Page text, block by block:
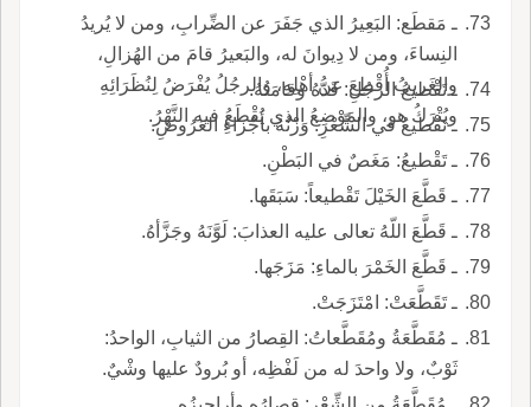
ـ مَقطَع: البَعِيرُ الذي جَفَرَ عن الضِّرابِ، ومن لا يُريدُ
النِساءَ، ومن لا دِيوانَ له، والبَعيرُ قامَ من الهُزالِ،
والغَريبُ أُقْطِعَ عن أهْلِهِ، والرجُلُ يُفْرَضُ لِنُظَرَائِهِ
ويُتْرَكُ هو، والمَوْضِعُ الذي يُقْطَعُ فيه النَّهْرُ.
ـ تَقْطيعُ الرجُلِ: قَدُّهُ وقامَتُهُ.
ـ تَقْطيعُ في الشِّعْرِ: وَزْنُهُ بأجْزاءِ العَرُوضِ.
ـ تَقْطيعُ: مَغَصٌ في البَطْنِ.
ـ قَطَّعَ الخَيْلَ تَقْطيعاً: سَبَقَها.
ـ قَطَّعَ اللّهُ تعالى عليه العذابَ: لَوَّنَهُ وجَزَّأهُ.
ـ قَطَّعَ الخَمْرَ بالماءِ: مَزَجَها.
ـ تَقَطَّعَتْ: امْتَزَجَتْ.
ـ مُقَطَّعَةُ ومُقَطَّعاتُ: القِصارُ من الثيابِ، الواحدُ:
ثَوْبٌ، ولا واحدَ له من لَفْظِه، أو بُرودٌ عليها وشْيٌ.